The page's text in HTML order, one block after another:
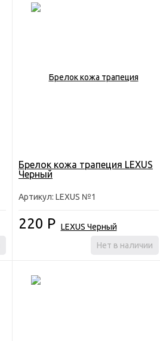
Брелок кожа трапеция LEXUS
Черный
Артикул: LEXUS №1
220 Р
Нет в наличии